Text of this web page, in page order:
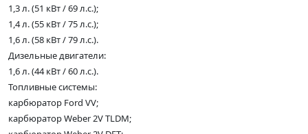
1,3 л. (51 кВт / 69 л.с.);
1,4 л. (55 кВт / 75 л.с.);
1,6 л. (58 кВт / 79 л.с.).
Дизельные двигатели:
1,6 л. (44 кВт / 60 л.с.).
Топливные системы:
карбюратор Ford VV;
карбюратор Weber 2V TLDM;